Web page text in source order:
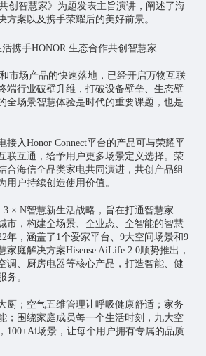
创智慧家》为题发表主旨演讲，阐述了海
方案以及携手荣耀后的美好前景。
市场产品的快速落地，已经开启万物互联
端行业破壁升维，打破设备壁垒、生态壁
全场景智慧体验是时代的重要课题，也是
接入Honor Connect平台的产品可与荣耀平
联互通，给予用户更多场景定义选择。荣
合海信全品类家电共同演进，共创产品组
用户持续创造使用价值。
3 × N智慧新生活战略，旨在打通智慧家
市，构建全场景、全业态、全智能的智慧
年，涵盖了1个爱家平台、9大空间场景和9
家庭解决方案Hisense AiLife 2.0顺势推出，
调、厨房电器等核心产品，打造智能、健
务。
厨；空气五维管理让呼吸健康舒适；家务
；围绕家庭成员每一个生活时刻，九大空
100+Ai场景，让每个用户拥有专属的品质